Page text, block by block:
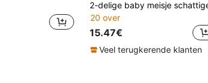
20 over
15.47€
Veel terugkerende klanten